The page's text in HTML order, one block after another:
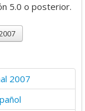
5.0 o posterior.
2007